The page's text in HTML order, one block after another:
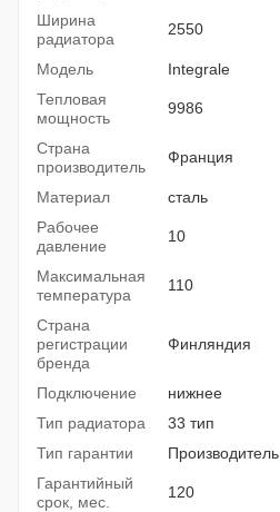
Ширина
радиатора
2550
Модель
Integrale
Тепловая
мощность
9986
Страна
производитель
Франция
Материал
сталь
Рабочее
давление
10
Максимальная
температура
110
Страна
регистрации
бренда
Финляндия
Подключение
нижнее
Тип радиатора
33 тип
Тип гарантии
Производитель
Гарантийный
срок, мес.
120